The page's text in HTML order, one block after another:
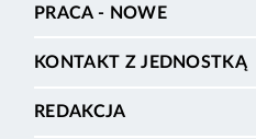
PRACA - NOWE
KONTAKT Z JEDNOSTKĄ
REDAKCJA